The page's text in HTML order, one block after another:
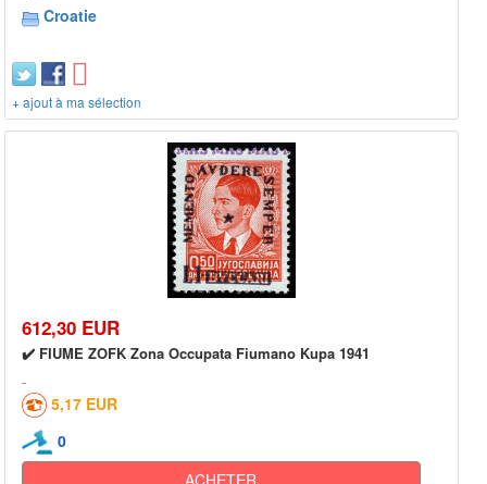
Croatie
+ ajout à ma sélection
612,30 EUR
✔️ FIUME ZOFK Zona Occupata Fiumano Kupa 1941
5,17 EUR
0